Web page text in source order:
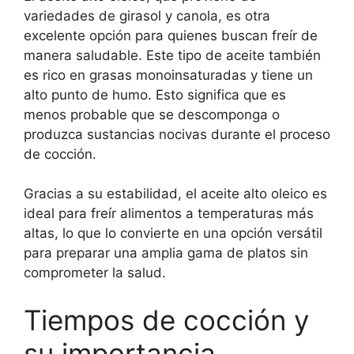
variedades de girasol y canola, es otra
excelente opción para quienes buscan freír de
manera saludable. Este tipo de aceite también
es rico en grasas monoinsaturadas y tiene un
alto punto de humo. Esto significa que es
menos probable que se descomponga o
produzca sustancias nocivas durante el proceso
de cocción.
Gracias a su estabilidad, el aceite alto oleico es
ideal para freír alimentos a temperaturas más
altas, lo que lo convierte en una opción versátil
para preparar una amplia gama de platos sin
comprometer la salud.
Tiempos de cocción y